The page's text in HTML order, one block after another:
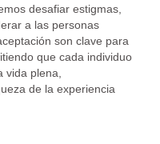
desafiar estigmas,
a las personas
son clave para
que cada individuo
vida plena,
de la experiencia